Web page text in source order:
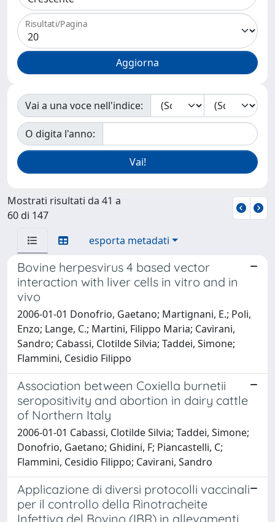
Risultati/Pagina
Vai a una voce nell'indice:
O digita l'anno:
Mostrati risultati da 41 a
60 di 147
esporta metadati
Bovine herpesvirus 4 based vector
interaction with liver cells in vitro and in
vivo
2006-01-01 Donofrio, Gaetano; Martignani, E.; Poli,
Enzo; Lange, C.; Martini, Filippo Maria; Cavirani,
Sandro; Cabassi, Clotilde Silvia; Taddei, Simone;
Flammini, Cesidio Filippo
Association between Coxiella burnetii
seropositivity and abortion in dairy cattle
of Northern Italy
2006-01-01 Cabassi, Clotilde Silvia; Taddei, Simone;
Donofrio, Gaetano; Ghidini, F; Piancastelli, C;
Flammini, Cesidio Filippo; Cavirani, Sandro
Applicazione di diversi protocolli vaccinali
per il controllo della Rinotracheite
Infettiva del Bovino (IBR) in allevamenti